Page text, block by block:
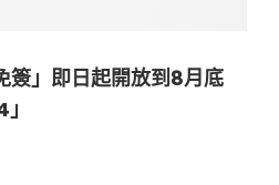
簽」即日起開放到8月底